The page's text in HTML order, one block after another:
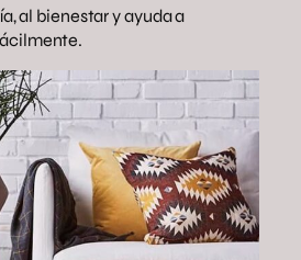
al bienestar y ayuda a